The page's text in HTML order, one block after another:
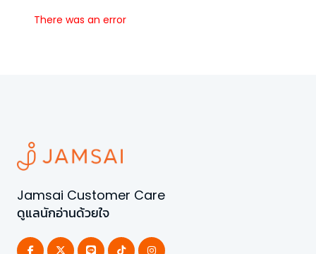
There was an error
Jamsai Customer Care
ดูแลนักอ่านด้วยใจ